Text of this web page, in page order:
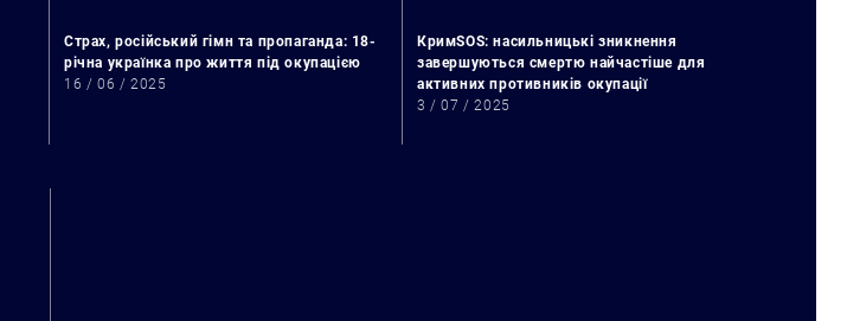
Страх, російський гімн та пропаганда: 18-
річна українка про життя під окупацією
16 / 06 / 2025
КримSOS: насильницькі зникнення
завершуються смертю найчастіше для
активних противників окупації
3 / 07 / 2025